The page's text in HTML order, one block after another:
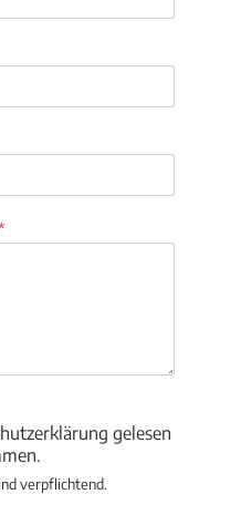
gelesen
verpflichtend.